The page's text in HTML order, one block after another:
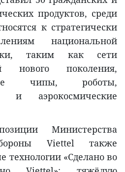
продуктов, среди
к стратегически
национальной
таким как сети
нового поколения,
чипы, роботы,
и аэрокосмические
Министерства
Viettel также
технологии «Сделано во